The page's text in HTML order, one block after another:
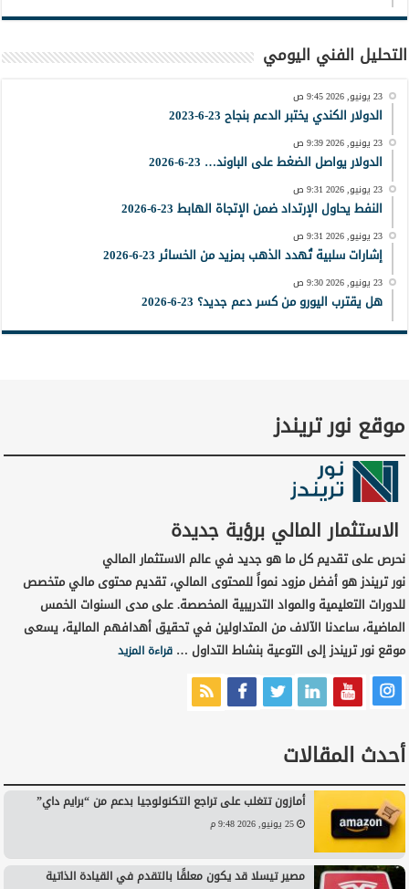
التحليل الفني اليومي
23 يونيو, 2026 9:45 ص
الدولار الكندي يختبر الدعم بنجاح 23-6-2023
23 يونيو, 2026 9:39 ص
الدولار يواصل الضغط على الباوند… 23-6-2026
23 يونيو, 2026 9:31 ص
النفط يحاول الإرتداد ضمن الإتجاة الهابط 23-6-2026
23 يونيو, 2026 9:31 ص
إشارات سلبية تُهدد الذهب بمزيد من الخسائر 23-6-2026
23 يونيو, 2026 9:30 ص
هل يقترب اليورو من كسر دعم جديد؟ 23-6-2026
موقع نور تريندز
الاستثمار المالي برؤية جديدة
نحرص على تقديم كل ما هو جديد في عالم الاستثمار المالي
نور تريندز هو أفضل مزود نمواً للمحتوى المالي، تقديم محتوى مالي متخصص
للدورات التعليمية والمواد التدريبية المخصصة. على مدى السنوات الخمس
الماضية، ساعدنا الآلاف من المتداولين في تحقيق أهدافهم المالية، يسعى
موقع نور تريندز إلى التوعية بنشاط التداول …قراءة المزيد
أحدث المقالات
أمازون تتغلب على تراجع التكنولوجيا بدعم من “برايم داي”
25 يونيو, 2026 9:48 م
مصير تيسلا قد يكون معلقًا بالتقدم في القيادة الذاتية